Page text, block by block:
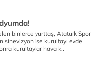
binlerce yurttaş, Atatürk Spor
sinevizyon ise kurultayı evde
kurultaylar hava k..